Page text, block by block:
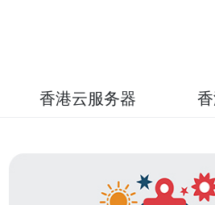
香港云服务器